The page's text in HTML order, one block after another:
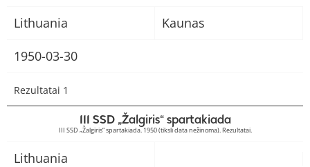
Lithuania
Kaunas
1950-03-30
Rezultatai 1
III SSD „Žalgiris“ spartakiada
III SSD „Žalgiris“ spartakiada. 1950 (tiksli data nežinoma). Rezultatai.
Lithuania